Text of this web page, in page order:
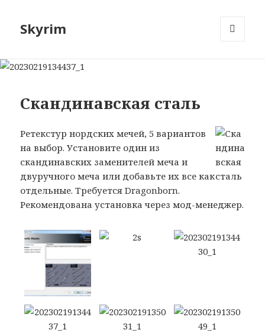
Skyrim
Скандинавская сталь
Ретекстур нордских мечей, 5 вариантов
на выбор. Установите один из
скандинавских заменителей меча и
двуручного меча или добавьте их все как
отдельные. Требуется Dragonborn.
Рекомендована установка через мод-менеджер.